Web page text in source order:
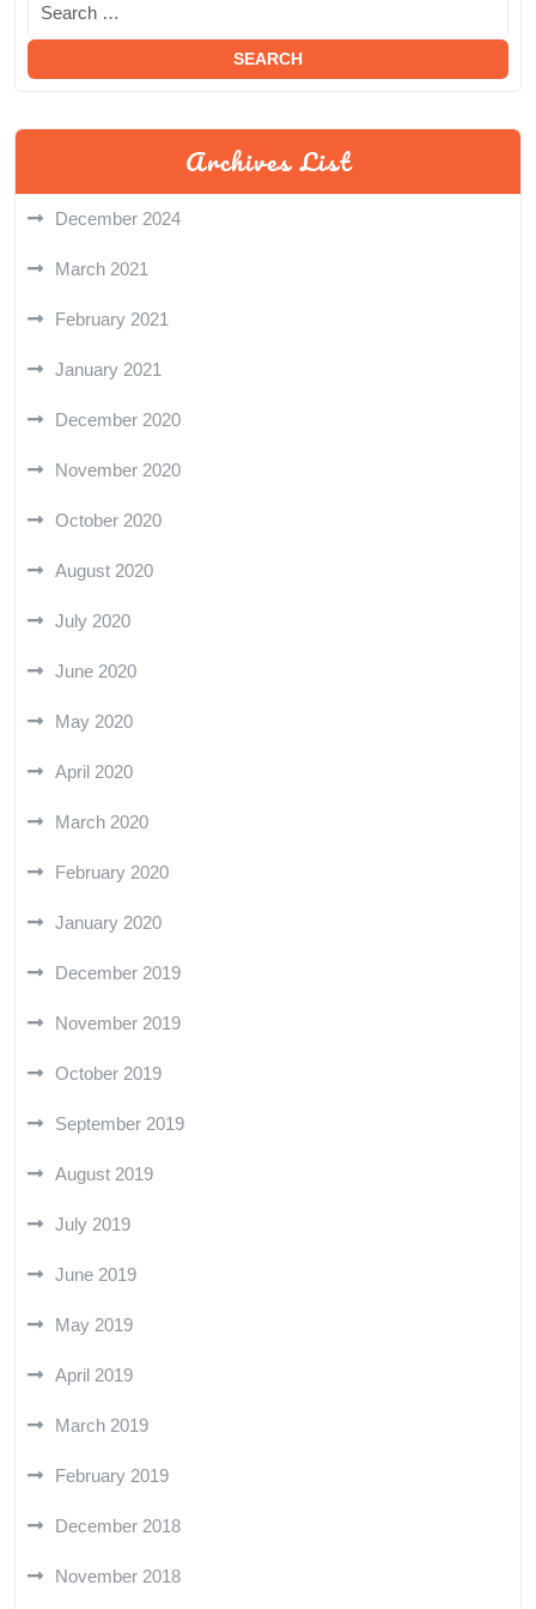
Archives List
December 2024
March 2021
February 2021
January 2021
December 2020
November 2020
October 2020
August 2020
July 2020
June 2020
May 2020
April 2020
March 2020
February 2020
January 2020
December 2019
November 2019
October 2019
September 2019
August 2019
July 2019
June 2019
May 2019
April 2019
March 2019
February 2019
December 2018
November 2018